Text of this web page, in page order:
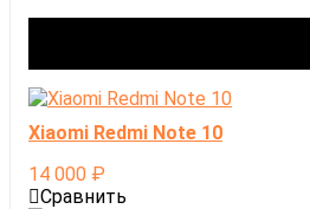
Xiaomi Redmi Note 10
14 000 ₽
Сравнить